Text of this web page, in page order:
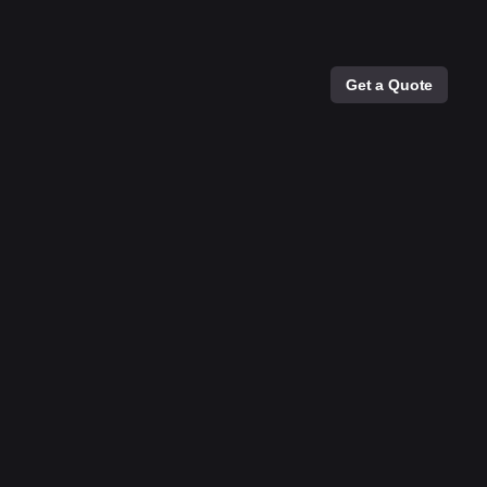
Get a Quote